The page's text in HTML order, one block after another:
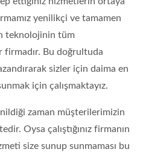
yenilikçi ve tamamen
teknolojinin tüm
firmadır. Bu doğrultuda
sizler için daima en
için çalışmaktayız.
zaman müşterilerimizin
Oysa çalıştığınız firmanın
size sunup sunmaması bu